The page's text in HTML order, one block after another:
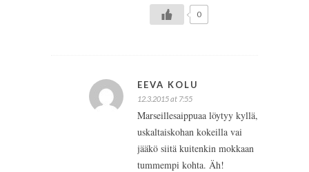
0
EEVA KOLU
12.3.2015 at 7:55
Marseillesaippuaa löytyy kyllä,
uskaltaiskohan kokeilla vai
jääkö siitä kuitenkin mokkaan
tummempi kohta. Äh!